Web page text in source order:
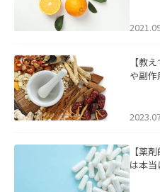
【教
や副作
【薬
は本当